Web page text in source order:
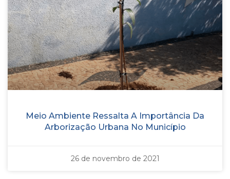
Meio Ambiente Ressalta A Importância Da
Arborização Urbana No Município
26 de novembro de 2021